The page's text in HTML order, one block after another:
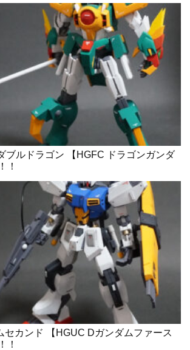
ブルドラゴン 【HGFC ドラゴンガンダ
！
セカンド 【HGUC Dガンダムファース
！